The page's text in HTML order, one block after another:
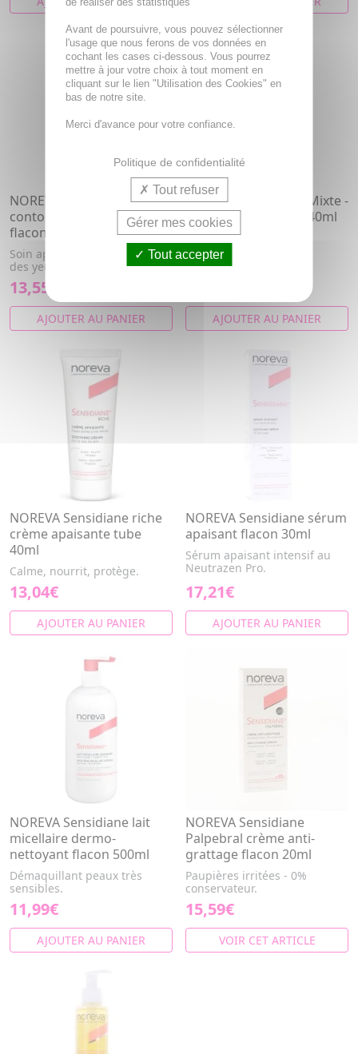
NOREVA Sensidiane
contour des yeux apaisant
flacon 15ml
Soin apaisant pour le contour
des yeux au Neutrazen Pro
13,55€
AJOUTER AU PANIER
NOREVA Sensidiane Mixte -
Emulsion Apaisante 40ml
Soin apaisant visage.
AJOUTER AU PANIER
NOREVA Sensidiane riche
crème apaisante tube
40ml
Calme, nourrit, protège.
13,04€
AJOUTER AU PANIER
NOREVA Sensidiane sérum
apaisant flacon 30ml
Sérum apaisant intensif au
Neutrazen Pro.
17,21€
AJOUTER AU PANIER
NOREVA Sensidiane lait
micellaire dermo-
nettoyant flacon 500ml
Démaquillant peaux très
sensibles.
11,99€
AJOUTER AU PANIER
NOREVA Sensidiane
Palpebral crème anti-
grattage flacon 20ml
Paupières irritées - 0%
conservateur.
15,59€
VOIR CET ARTICLE
Avant de poursuivre, vous pouvez sélectionner
l'usage que nous ferons de vos données en
cochant les cases ci-dessous. Vous pourrez
mettre à jour votre choix à tout moment en
cliquant sur le lien "Utilisation des Cookies" en
bas de notre site.
Merci d'avance pour votre confiance.
Politique de confidentialité
Tout refuser
Gérer mes cookies
Tout accepter